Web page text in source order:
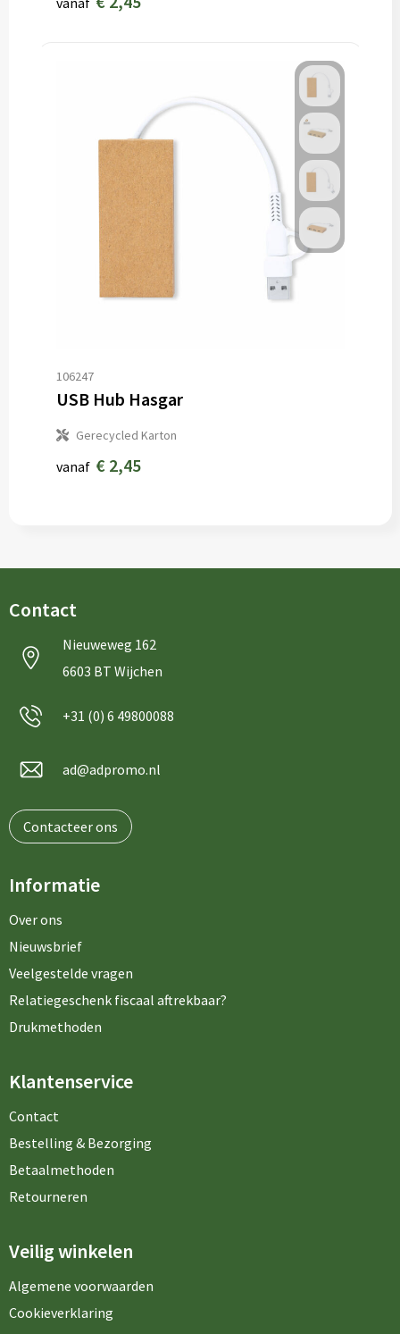
106247
USB Hub Hasgar
Gerecycled Karton
vanaf € 2,45
Contact
Nieuweweg 162
6603 BT Wijchen
+31 (0) 6 49800088
ad@adpromo.nl
Contacteer ons
Informatie
Over ons
Nieuwsbrief
Veelgestelde vragen
Relatiegeschenk fiscaal aftrekbaar?
Drukmethoden
Klantenservice
Contact
Bestelling & Bezorging
Betaalmethoden
Retourneren
Veilig winkelen
Algemene voorwaarden
Cookieverklaring